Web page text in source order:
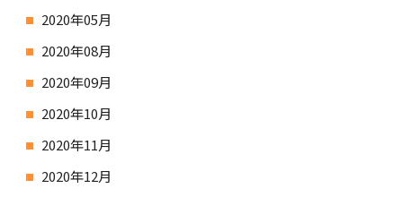
2020年05月
2020年08月
2020年09月
2020年10月
2020年11月
2020年12月